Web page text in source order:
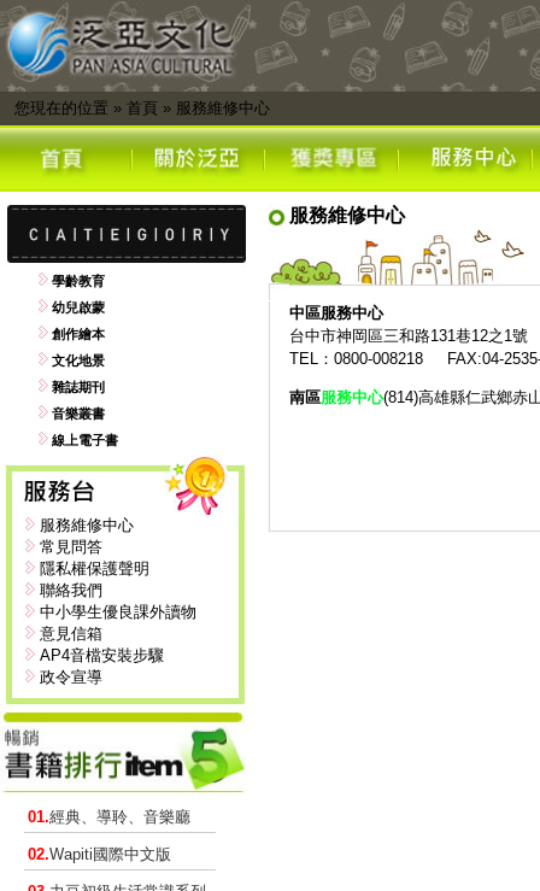
您現在的位置 » 首頁 » 服務維修中心
學齡教育
幼兒啟蒙
創作繪本
文化地景
雜誌期刊
音樂叢書
線上電子書
服務維修中心
常見問答
隱私權保護聲明
聯絡我們
中小學生優良課外讀物
意見信箱
AP4音檔安裝步驟
政令宣導
01.經典、導聆、音樂廳
02.Wapiti國際中文版
服務維修中心
中區服務中心
台中市神岡區三和路131巷12之1號
TEL：0800-008218 FAX:04-
南區服務中心(814)高雄縣仁武鄉赤